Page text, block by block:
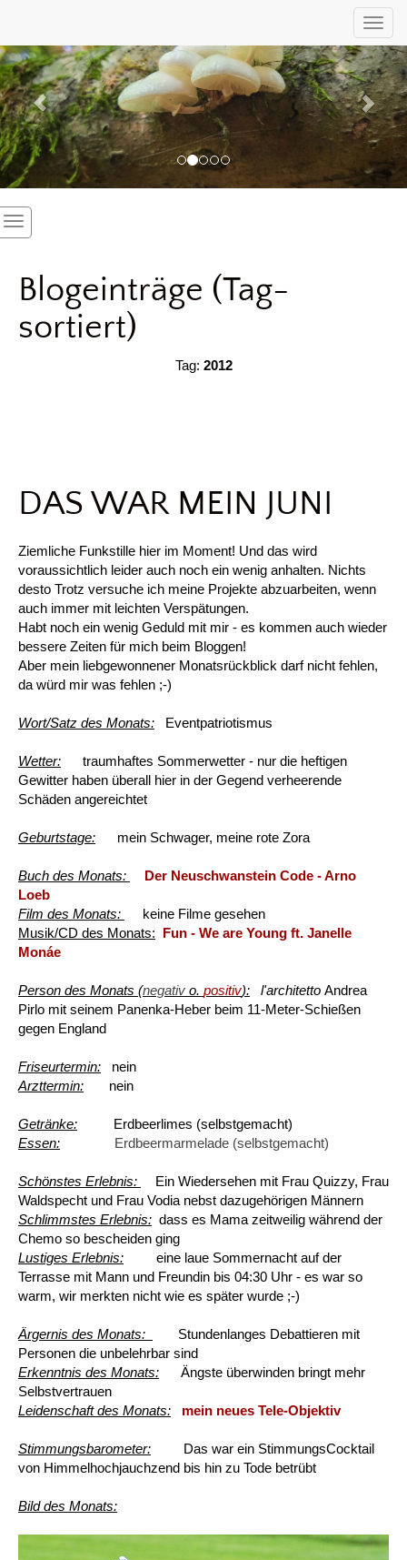
Blogeinträge (Tag-
sortiert)
Tag: 2012
DAS WAR MEIN JUNI
Ziemliche Funkstille hier im Moment! Und das wird
voraussichtlich leider auch noch ein wenig anhalten. Nichts
desto Trotz versuche ich meine Projekte abzuarbeiten, wenn
auch immer mit leichten Verspätungen.
Habt noch ein wenig Geduld mit mir - es kommen auch wieder
bessere Zeiten für mich beim Bloggen!
Aber mein liebgewonnener Monatsrückblick darf nicht fehlen,
da würd mir was fehlen ;-)
Wort/Satz des Monats: Eventpatriotismus
Wetter: traumhaftes Sommerwetter - nur die heftigen
Gewitter haben überall hier in der Gegend verheerende
Schäden angereichtet
Geburtstage: mein Schwager, meine rote Zora
Buch des Monats:
Der Neuschwanstein Code - Arno
Loeb
Film des Monats:
keine Filme gesehen
Musik/CD des Monats: Fun - We are Young ft. Janelle
Monáe
Person des Monats (negativ o. positiv): l'architetto Andrea
Pirlo mit seinem Panenka-Heber beim 11-Meter-Schießen
gegen England
Friseurtermin: nein
Arzttermin: nein
Getränke: Erdbeerlimes (selbstgemacht)
Essen:
Erdbeermarmelade (selbstgemacht)
Schönstes Erlebnis:
Ein Wiedersehen mit Frau Quizzy, Frau
Waldspecht und Frau Vodia nebst dazugehörigen Männern
Schlimmstes Erlebnis: dass es Mama zeitweilig während der
Chemo so bescheiden ging
Lustiges Erlebnis: eine laue Sommernacht auf der
Terrasse mit Mann und Freundin bis 04:30 Uhr - es war so
warm, wir merkten nicht wie es später wurde ;-)
Ärgernis des Monats:
Stundenlanges Debattieren mit
Personen die unbelehrbar sind
Erkenntnis des Monats: Ängste überwinden bringt mehr
Selbstvertrauen
Leidenschaft des Monats:
mein neues Tele-Objektiv
Stimmungsbarometer: Das war ein StimmungsCocktail
von Himmelhochjauchzend bis hin zu Tode betrübt
Bild des Monats: